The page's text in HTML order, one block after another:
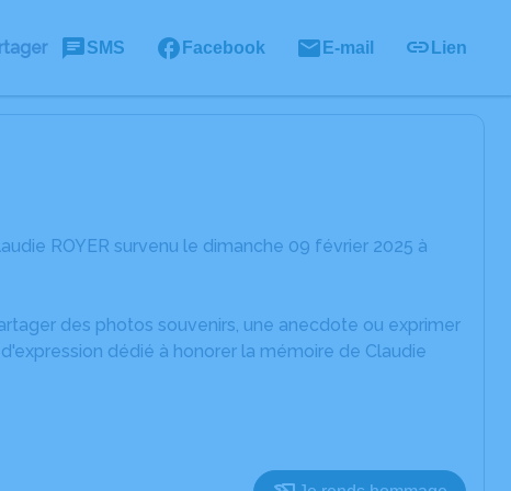
SMS Facebook E-mail Lien
ROYER survenu le dimanche 09 février 2025 à
des photos souvenirs, une anecdote ou exprimer
dédié à honorer la mémoire de Claudie